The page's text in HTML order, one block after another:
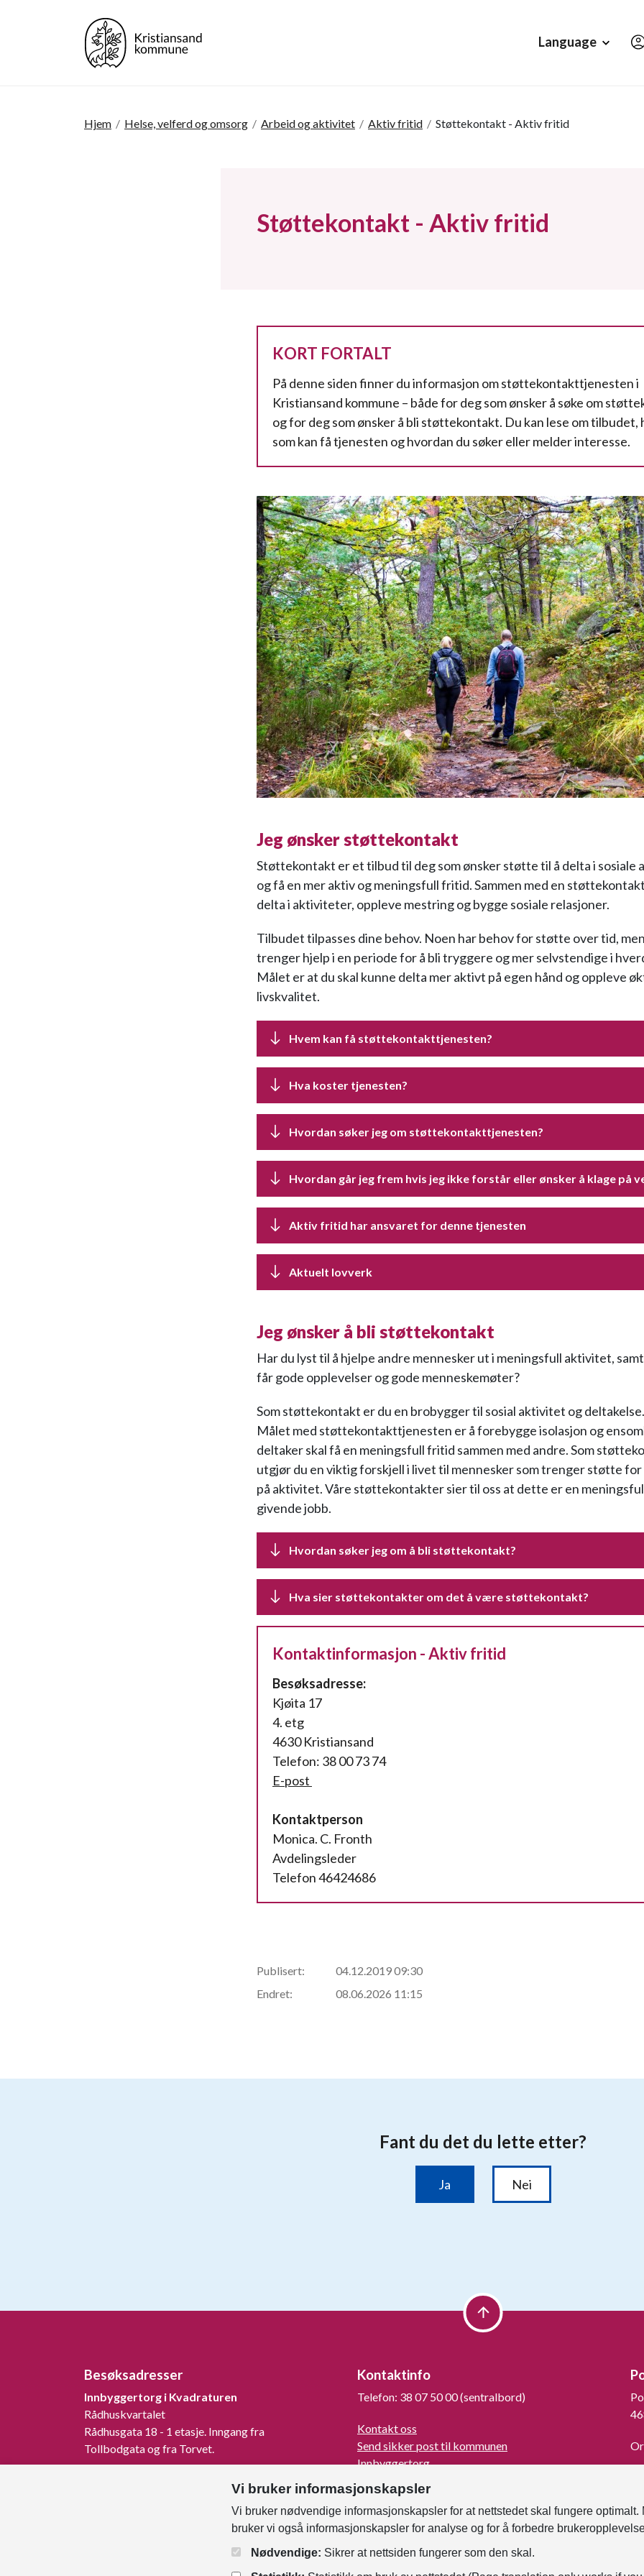
Language
Hjem / Helse, velferd og omsorg / Arbeid og aktivitet / Aktiv fritid / Støttekontakt - Aktiv fritid
Støttekontakt - Aktiv fritid
KORT FORTALT
På denne siden finner du informasjon om støttekontakttjenesten i
Kristiansand kommune – både for deg som ønsker å søke om
og for deg som ønsker å bli støttekontakt. Du kan lese om tilbudet,
som kan få tjenesten og hvordan du søker eller melder interesse.
Jeg ønsker støttekontakt
Støttekontakt er et tilbud til deg som ønsker støtte til å delta i sosiale
og få en mer aktiv og meningsfull fritid. Sammen med en
delta i aktiviteter, oppleve mestring og bygge sosiale relasjoner.
Tilbudet tilpasses dine behov. Noen har behov for støtte over tid,
trenger hjelp i en periode for å bli tryggere og mer selvstendige i
Målet er at du skal kunne delta mer aktivt på egen hånd og oppleve
livskvalitet.
Hvem kan få støttekontakttjenesten?
Hva koster tjenesten?
Hvordan søker jeg om støttekontakttjenesten?
Hvordan går jeg frem hvis jeg ikke forstår eller ønsker å klage på
Aktiv fritid har ansvaret for denne tjenesten
Aktuelt lovverk
Jeg ønsker å bli støttekontakt
Har du lyst til å hjelpe andre mennesker ut i meningsfull aktivitet,
får gode opplevelser og gode menneskemøter?
Som støttekontakt er du en brobygger til sosial aktivitet og deltakelse.
Målet med støttekontakttjenesten er å forebygge isolasjon og
deltaker skal få en meningsfull fritid sammen med andre. Som
utgjør du en viktig forskjell i livet til mennesker som trenger støtte for
på aktivitet. Våre støttekontakter sier til oss at dette er en
givende jobb.
Hvordan søker jeg om å bli støttekontakt?
Hva sier støttekontakter om det å være støttekontakt?
Kontaktinformasjon - Aktiv fritid
Besøksadresse:
Kjøita 17
4. etg
4630 Kristiansand
Telefon: 38 00 73 74
E-post
Kontaktperson
Monica. C. Fronth
Avdelingsleder
Telefon 46424686
Publisert:
04.12.2019 09:30
Endret:
08.06.2026 11:15
Besøksadresser
Innbyggertorg i Kvadraturen
Rådhuskvartalet
Rådhusgata 18 - 1 etasje. Inngang fra
Tollbodgata og fra Torvet.
Songdalsvegen 53, 4645 Nodeland.
Kontaktinfo
Telefon: 38 07 50 00 (sentralbord)
Kontakt oss
Send sikker post til kommunen
Innbyggertorg
Turistinformasjon
For mediene
Kunngjøringer og høringer
Om Kristiansand
Faktura til kommunen
Vi bruker informasjonskapsler
Vi bruker nødvendige informasjonskapsler for at nettstedet skal fungere optimalt.
bruker vi også informasjonskapsler for analyse og for å forbedre
Nødvendige: Sikrer at nettsiden fungerer som den skal.